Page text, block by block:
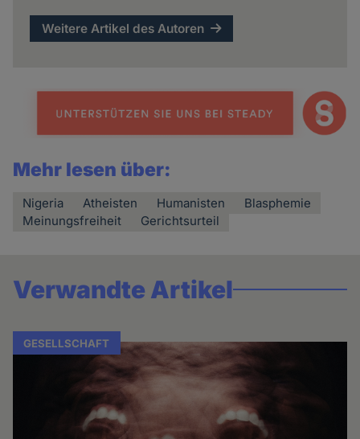
Weitere Artikel des Autoren
Mehr lesen über:
Nigeria Atheisten Humanisten
Blasphemie
Meinungsfreiheit
Gerichtsurteil
Verwandte Artikel
GESELLSCHAFT